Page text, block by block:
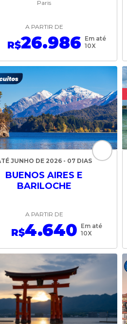
Paris
A PARTIR DE
R$26.986 Em até
10X
JUNHO DE 2026 - 07 DIAS
BUENOS AIRES E
BARILOCHE
A PARTIR DE
R$4.640 Em até
10X